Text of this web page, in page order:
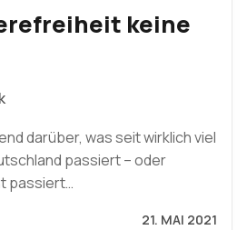
keine
darüber, was seit wirklich viel
passiert – oder
passiert…
21. MAI 2021